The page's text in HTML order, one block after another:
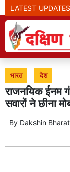
LATEST UPDATES
झारखंड: छात्रों के
भारत देश
राजनयिक ईनम
सवारों ने छीना
By Dakshin Bharat